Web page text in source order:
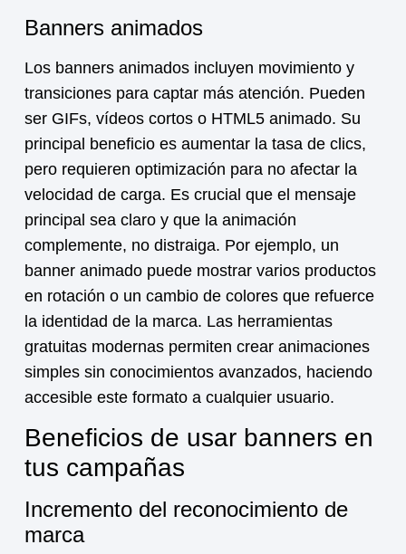
Banners animados
Los banners animados incluyen movimiento y
transiciones para captar más atención. Pueden
ser GIFs, vídeos cortos o HTML5 animado. Su
principal beneficio es aumentar la tasa de clics,
pero requieren optimización para no afectar la
velocidad de carga. Es crucial que el mensaje
principal sea claro y que la animación
complemente, no distraiga. Por ejemplo, un
banner animado puede mostrar varios productos
en rotación o un cambio de colores que refuerce
la identidad de la marca. Las herramientas
gratuitas modernas permiten crear animaciones
simples sin conocimientos avanzados, haciendo
accesible este formato a cualquier usuario.
Beneficios de usar banners en
tus campañas
Incremento del reconocimiento de
marca